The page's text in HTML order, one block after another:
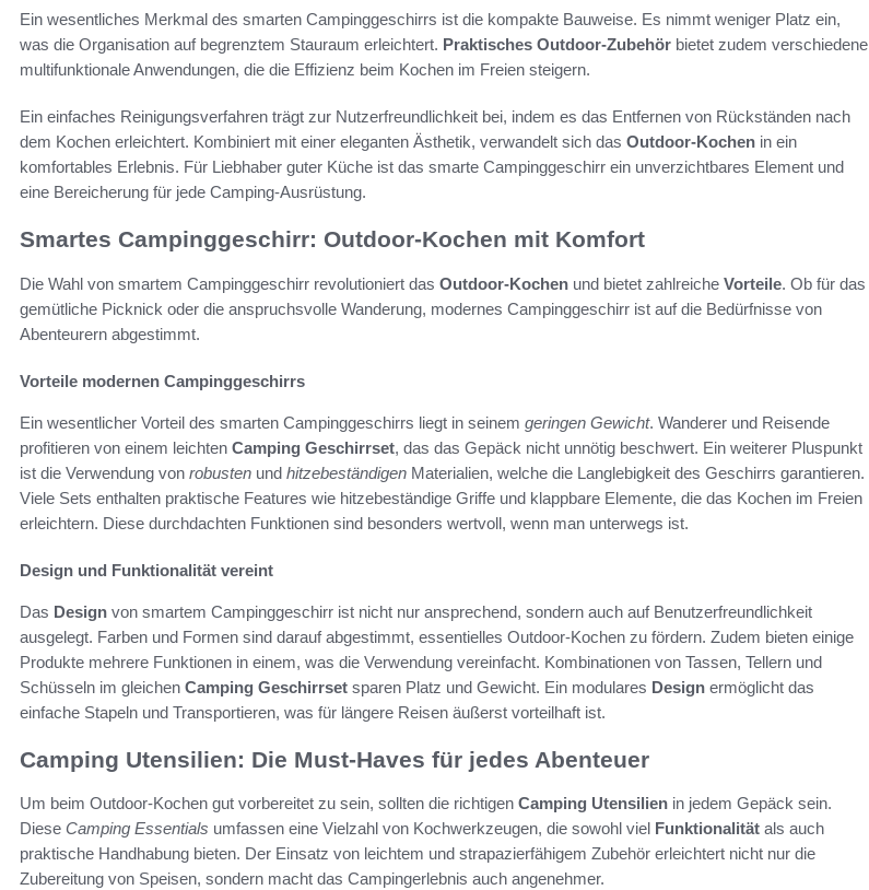
Ein wesentliches Merkmal des smarten Campinggeschirrs ist die kompakte Bauweise. Es nimmt weniger Platz ein,
was die Organisation auf begrenztem Stauraum erleichtert. Praktisches Outdoor-Zubehör bietet zudem verschiedene
multifunktionale Anwendungen, die die Effizienz beim Kochen im Freien steigern.
Ein einfaches Reinigungsverfahren trägt zur Nutzerfreundlichkeit bei, indem es das Entfernen von Rückständen nach
dem Kochen erleichtert. Kombiniert mit einer eleganten Ästhetik, verwandelt sich das Outdoor-Kochen in ein
komfortables Erlebnis. Für Liebhaber guter Küche ist das smarte Campinggeschirr ein unverzichtbares Element und
eine Bereicherung für jede Camping-Ausrüstung.
Smartes Campinggeschirr: Outdoor-Kochen mit Komfort
Die Wahl von smartem Campinggeschirr revolutioniert das Outdoor-Kochen und bietet zahlreiche Vorteile. Ob für das
gemütliche Picknick oder die anspruchsvolle Wanderung, modernes Campinggeschirr ist auf die Bedürfnisse von
Abenteurern abgestimmt.
Vorteile modernen Campinggeschirrs
Ein wesentlicher Vorteil des smarten Campinggeschirrs liegt in seinem geringen Gewicht. Wanderer und Reisende
profitieren von einem leichten Camping Geschirrset, das das Gepäck nicht unnötig beschwert. Ein weiterer Pluspunkt
ist die Verwendung von robusten und hitzebeständigen Materialien, welche die Langlebigkeit des Geschirrs garantieren.
Viele Sets enthalten praktische Features wie hitzebeständige Griffe und klappbare Elemente, die das Kochen im Freien
erleichtern. Diese durchdachten Funktionen sind besonders wertvoll, wenn man unterwegs ist.
Design und Funktionalität vereint
Das Design von smartem Campinggeschirr ist nicht nur ansprechend, sondern auch auf Benutzerfreundlichkeit
ausgelegt. Farben und Formen sind darauf abgestimmt, essentielles Outdoor-Kochen zu fördern. Zudem bieten einige
Produkte mehrere Funktionen in einem, was die Verwendung vereinfacht. Kombinationen von Tassen, Tellern und
Schüsseln im gleichen Camping Geschirrset sparen Platz und Gewicht. Ein modulares Design ermöglicht das
einfache Stapeln und Transportieren, was für längere Reisen äußerst vorteilhaft ist.
Camping Utensilien: Die Must-Haves für jedes Abenteuer
Um beim Outdoor-Kochen gut vorbereitet zu sein, sollten die richtigen Camping Utensilien in jedem Gepäck sein.
Diese Camping Essentials umfassen eine Vielzahl von Kochwerkzeugen, die sowohl viel Funktionalität als auch
praktische Handhabung bieten. Der Einsatz von leichtem und strapazierfähigem Zubehör erleichtert nicht nur die
Zubereitung von Speisen, sondern macht das Campingerlebnis auch angenehmer.